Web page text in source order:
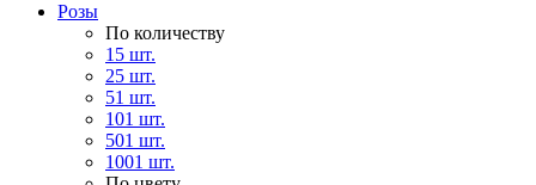
Розы
По количеству
15 шт.
25 шт.
51 шт.
101 шт.
501 шт.
1001 шт.